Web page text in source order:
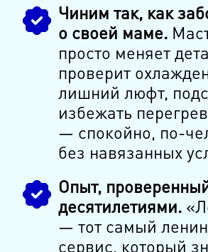
Чиним так, как
о своей маме.
просто меняет
проверит
лишний люфт,
избежать
— спокойно, по-
без навязанных
Опыт,
десятилетиями.
— тот самый
сервис, который